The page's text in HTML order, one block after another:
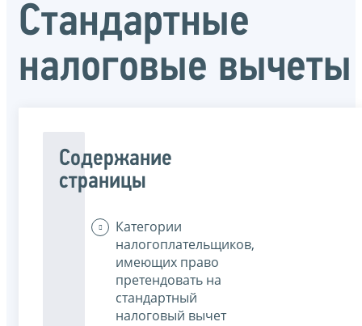
Стандартные
налоговые вычеты
Содержание
страницы
Категории
налогоплательщиков,
имеющих право
претендовать на
стандартный
налоговый вычет